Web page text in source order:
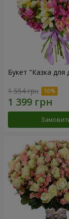
Букет "Казка для
1 554 грн